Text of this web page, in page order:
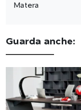
Matera
Guarda anche: